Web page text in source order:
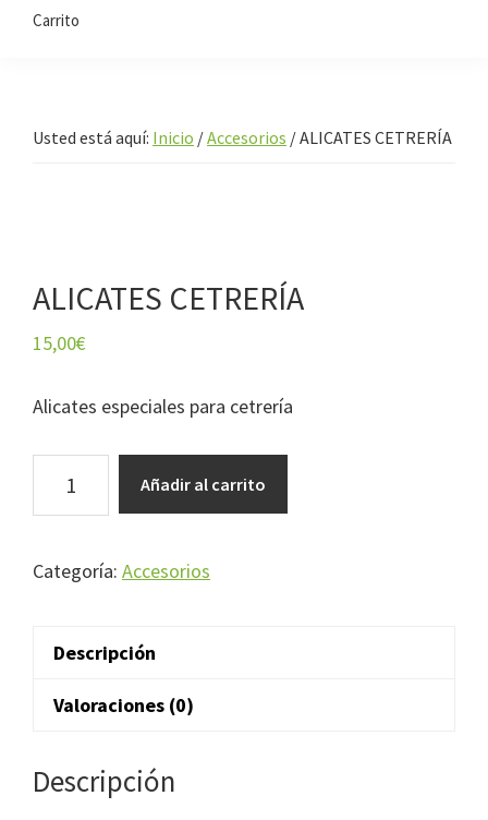
Carrito
Usted está aquí: Inicio /Accesorios /ALICATES CETRERÍA
ALICATES CETRERÍA
15,00€
Alicates especiales para cetrería
CETRERÍA
Añadir al carrito
Categoría: Accesorios
Descripción
Valoraciones (0)
Descripción